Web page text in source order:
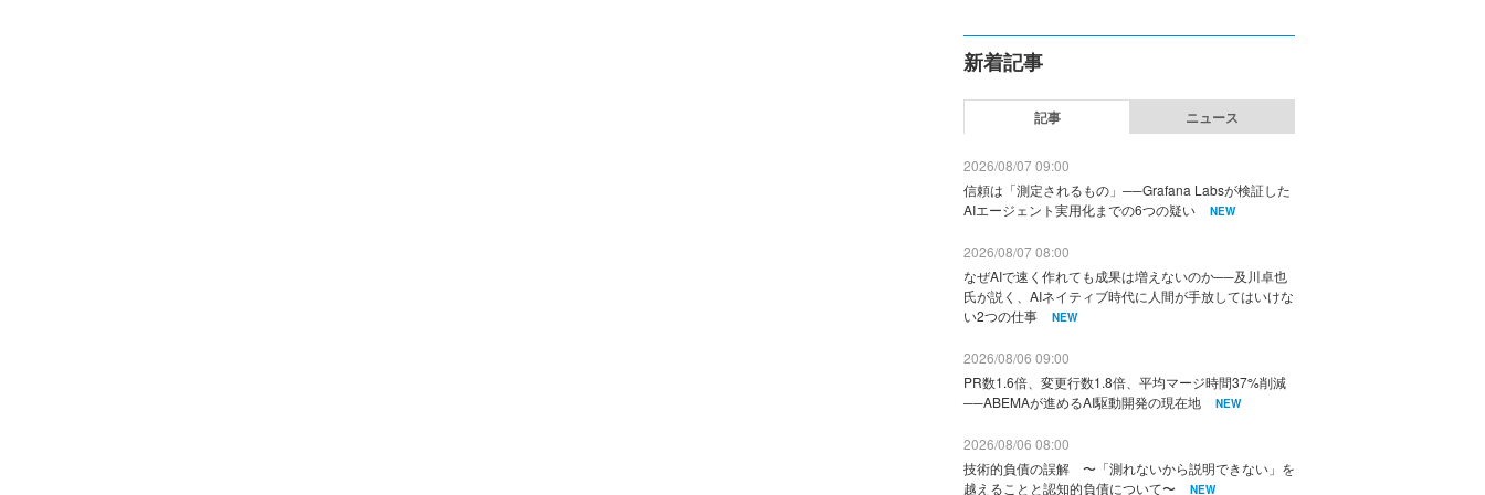
新着記事
記事 ニュース
2026/08/07 09:00
信頼は「測定されるもの」──Grafana Labsが検証した
AIエージェント実用化までの6つの疑い
NEW
2026/08/07 08:00
なぜAIで速く作れても成果は増えないのか──及川卓也
氏が説く、AIネイティブ時代に人間が手放してはいけな
い2つの仕事
NEW
2026/08/06 09:00
PR数1.6倍、変更行数1.8倍、平均マージ時間37%削減
──ABEMAが進めるAI駆動開発の現在地
NEW
2026/08/06 08:00
技術的負債の誤解 〜「測れないから説明できない」を
越えることと認知的負債について〜
NEW